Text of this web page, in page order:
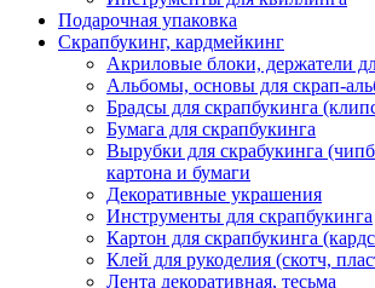
Подарочная упаковка
Скрапбукинг, кардмейкинг
Акриловые блоки, держатели
Альбомы, основы для скрап-
Брадсы для скрапбукинга
Бумага для скрапбукинга
Вырубки для скрабукинга
картона и бумаги
Декоративные украшения
Инструменты для скрапбукинга
Картон для скрапбукинга
Клей для рукоделия (скотч,
Лента декоративная, тесьма